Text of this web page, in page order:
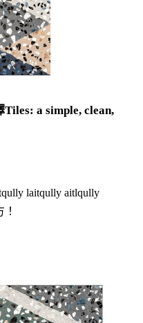
a simple, clean,
laitqully aitlqully